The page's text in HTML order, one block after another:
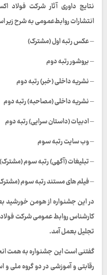
نتایج داوری آثار شرکت فولاد
انتشارات روابط‌عمومی به شرح زیر
– عکس رتبه اول (مشترک)
– بروشور رتبه دوم
– نشریه داخلی (خبر) رتبه دوم
– نشریه داخلی (مصاحبه) رتبه دوم
– ادبیات (داستان سرایی) رتبه دوم
– وب سایت رتبه سوم
– تبلیغات (آگهی) رتبه سوم (مشترک)
– فیلم های مستند رتبه سوم
در این جشنواره از هومن خورشید
کارشناس روابط عمومی شرکت
تجلیل بعمل آمد.
گفتنی است این جشنواره به
رقابتی و آموزشی در دو گروه ملی